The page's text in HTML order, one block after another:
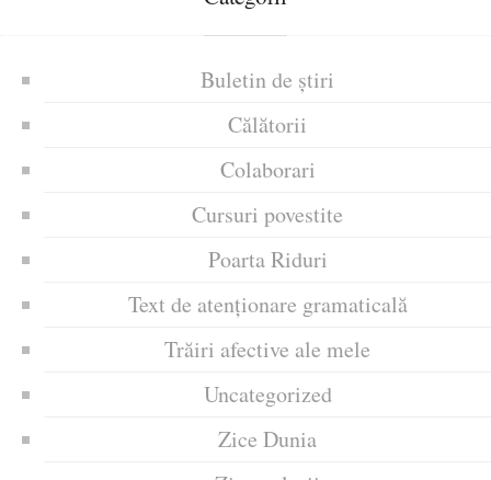
Buletin de știri
Călătorii
Colaborari
Cursuri povestite
Poarta Riduri
Text de atenționare gramaticală
Trăiri afective ale mele
Uncategorized
Zice Dunia